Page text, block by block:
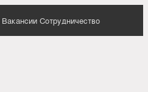
Вакансии Сотрудничество